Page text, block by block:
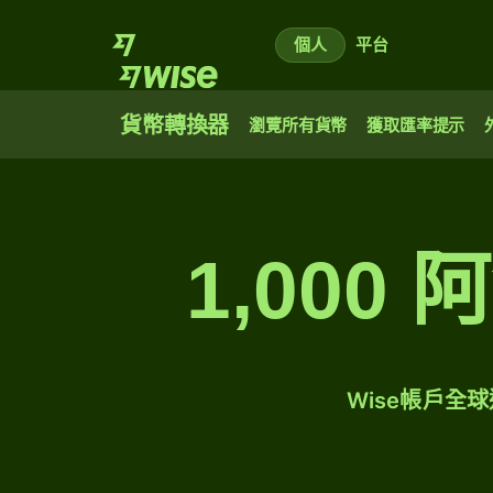
個人 平台
貨幣轉換器 瀏覽所有貨幣 獲取匯率提示
1,000
Wise帳戶全球